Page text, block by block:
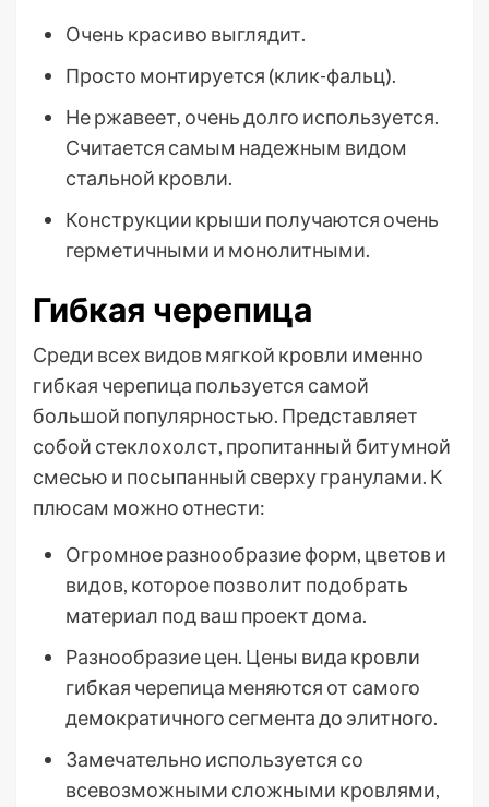
Очень красиво выглядит.
Просто монтируется (клик-фальц).
Не ржавеет, очень долго используется.
Считается самым надежным видом
стальной кровли.
Конструкции крыши получаются очень
герметичными и монолитными.
Гибкая черепица
Среди всех видов мягкой кровли именно
гибкая черепица пользуется самой
большой популярностью. Представляет
собой стеклохолст, пропитанный битумной
смесью и посыпанный сверху гранулами. К
плюсам можно отнести:
Огромное разнообразие форм, цветов и
видов, которое позволит подобрать
материал под ваш проект дома.
Разнообразие цен. Цены вида кровли
гибкая черепица меняются от самого
демократичного сегмента до элитного.
Замечательно используется со
всевозможными сложными кровлями,